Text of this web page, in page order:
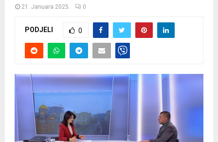
21. Januara 2025. 0
PODJELI 0